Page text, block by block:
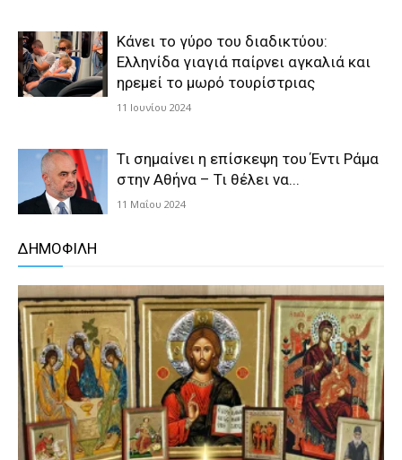
Κάνει το γύρο του διαδικτύου:
Ελληνίδα γιαγιά παίρνει αγκαλιά και
ηρεμεί το μωρό τουρίστριας
11 Ιουνίου 2024
Τι σημαίνει η επίσκεψη του Έντι Ράμα
στην Αθήνα – Τι θέλει να...
11 Μαΐου 2024
ΔΗΜΟΦΙΛΗ